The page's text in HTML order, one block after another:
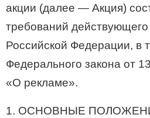
акции (далее — Акция)
требований действующего
Российской Федерации, в
Федерального закона от
«О рекламе».
1. ОСНОВНЫЕ